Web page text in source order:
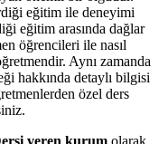
eğitim ile deneyimi
eğitim arasında dağlar
öğrencileri ile nasıl
Aynı zamanda
hakkında detaylı bilgisi
özel ders
veren kurum olarak